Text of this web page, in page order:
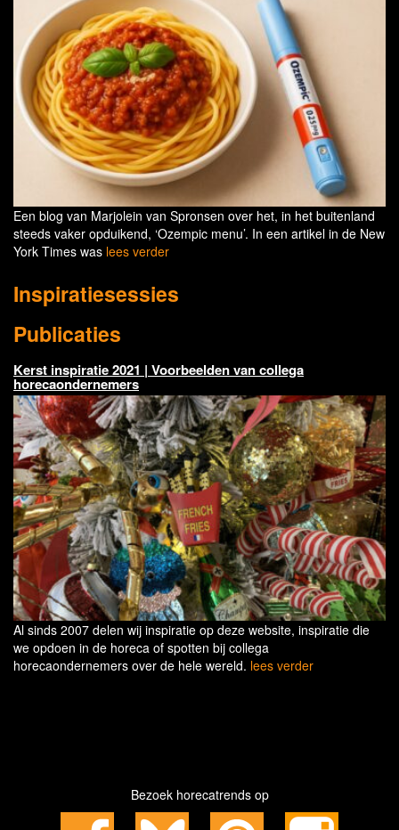
Een blog van Marjolein van Spronsen over het, in het buitenland
steeds vaker opduikend, ‘Ozempic menu’. In een artikel in de New
York Times was lees verder
Inspiratiesessies
Publicaties
Kerst inspiratie 2021 | Voorbeelden van collega
horecaondernemers
Al sinds 2007 delen wij inspiratie op deze website, inspiratie die
we opdoen in de horeca of spotten bij collega
horecaondernemers over de hele wereld. lees verder
Bezoek horecatrends op